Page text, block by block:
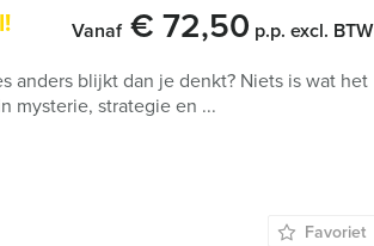
Vanaf€ 72,50 p.p. excl. BTW
anders blijkt dan je denkt? Niets is wat het
mysterie, strategie en ...
Favoriet